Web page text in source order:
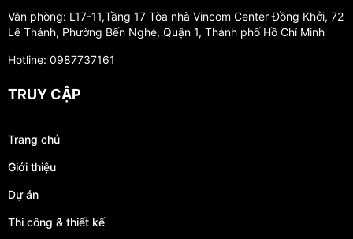
Văn phòng: L17-11,Tầng 17 Tòa nhà Vincom Center Đồng Khởi, 72
Lê Thánh, Phường Bến Nghé, Quận 1, Thành phố Hồ Chí Minh
Hotline: 0987737161
TRUY CẬP
Trang chủ
Giới thiệu
Dự án
Thi công & thiết kế